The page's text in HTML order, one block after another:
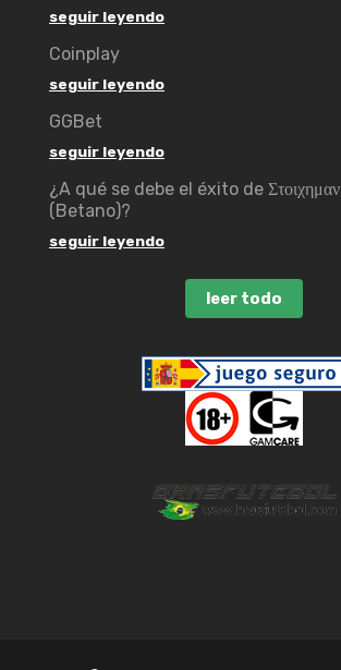
seguir leyendo
Coinplay
seguir leyendo
GGBet
seguir leyendo
¿A qué se debe el éxito de Στοιχημαν
(Betano)?
seguir leyendo
leer todo